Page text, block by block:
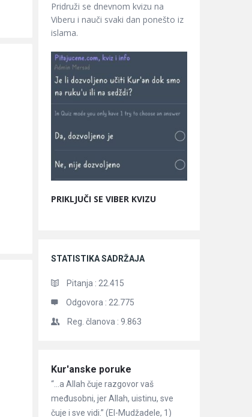
Pridruži se dnevnom kvizu na
Viberu i nauči svaki dan ponešto iz
islama.
PRIKLJUČI SE VIBER KVIZU
STATISTIKA SADRŽAJA
Pitanja : 22.415
Odgovora : 22.775
Reg. članova : 9.863
Članci
Kur'anske poruke
“…a Allah čuje razgovor vaš
međusobni, jer Allah, uistinu, sve
čuje i sve vidi.” (El-Mudžadele, 1)